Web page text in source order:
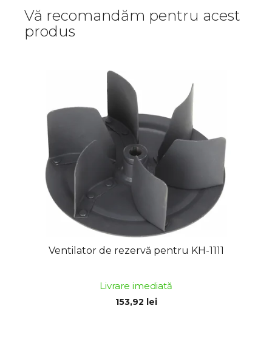
Vă recomandăm pentru acest
produs
Ventilator de rezervă pentru KH-1111
Livrare imediată
153,92 lei